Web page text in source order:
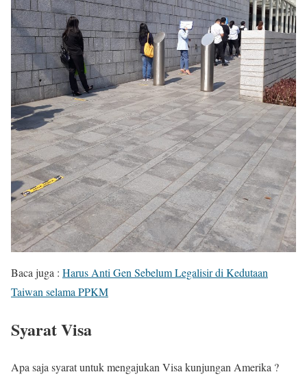
Baca juga : Harus Anti Gen Sebelum Legalisir di Kedutaan
Taiwan selama PPKM
Syarat Visa
Apa saja syarat untuk mengajukan Visa kunjungan Amerika ?